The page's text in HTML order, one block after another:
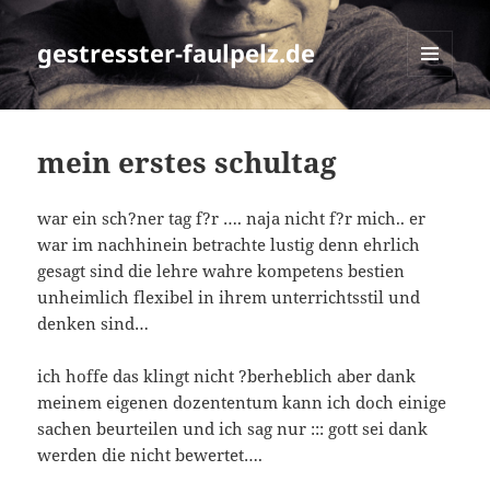
gestresster-faulpelz.de
MENÜ
UND
mein erstes schultag
war ein sch?ner tag f?r …. naja nicht f?r mich.. er
war im nachhinein betrachte lustig denn ehrlich
gesagt sind die lehre wahre kompetens bestien
unheimlich flexibel in ihrem unterrichtsstil und
denken sind…
ich hoffe das klingt nicht ?berheblich aber dank
meinem eigenen dozententum kann ich doch einige
sachen beurteilen und ich sag nur ::: gott sei dank
werden die nicht bewertet….